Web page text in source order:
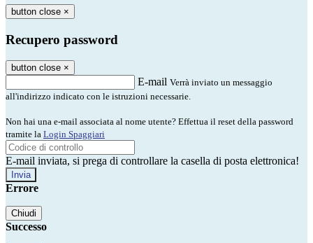
button close ×
Recupero password
button close ×
E-mail Verrà inviato un messaggio
all'indirizzo indicato con le istruzioni necessarie.
Non hai una e-mail associata al nome utente? Effettua il reset della password
tramite la Login Spaggiari
E-mail inviata, si prega di controllare la casella di posta elettronica!
Errore
Chiudi
Successo